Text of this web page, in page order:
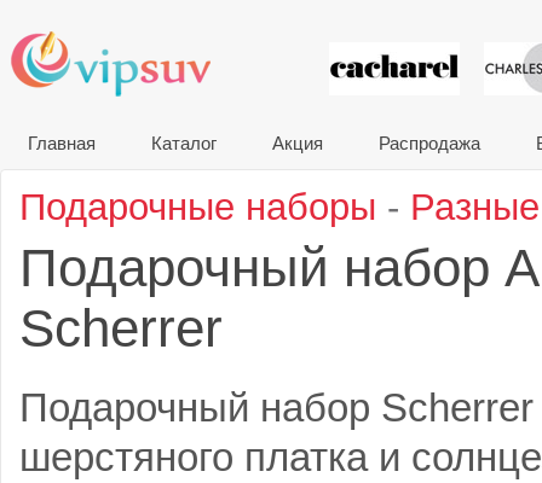
VIP
Главная Каталог Акция Распродажа
Подарочные наборы -
Подарочный набор
Scherrer
Подарочный набор Scherrer
шерстяного платка и